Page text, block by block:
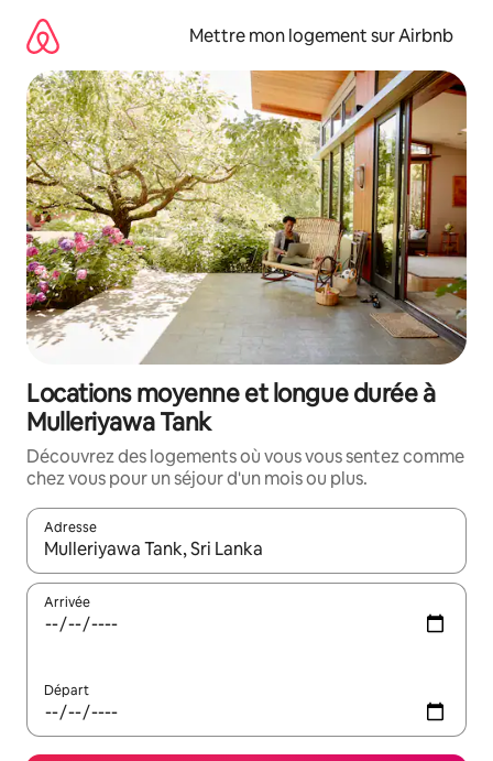
directement
contenu
Mettre mon logement sur Airbnb
Locations moyenne et longue durée à
Mulleriyawa Tank
Découvrez des logements où vous vous sentez comme
chez vous pour un séjour d'un mois ou plus.
Adresse
Lorsque les résultats s'affichent, utilisez les flèches vers le
Arrivée
Départ